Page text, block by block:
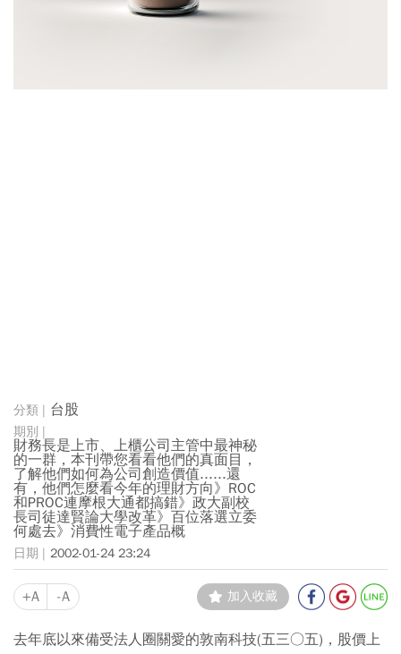
台股
財務長是上市、上櫃公司主管中最神秘
的一群，本刊帶您看看他們的真面目，
了解他們如何為公司創造價值......還
有，他們怎麼看今年的理財方向》ROC
和PROC連摩根大通都搞錯》政大副校
長司徒達賢論大學改革》百位落選立委
何處去》消費性電子產品概
2002-01-24 23:24
+A -A 加入收藏
去年底以來備受法人圈關愛的敦南科技(五三○五)，股價上